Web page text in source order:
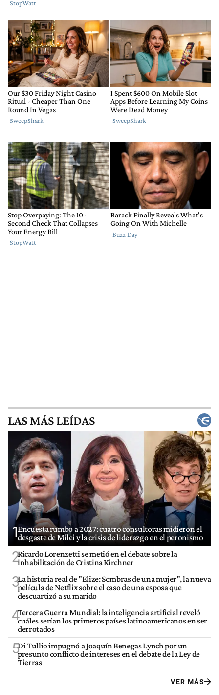
LAS MÁS LEÍDAS
1Encuesta rumbo a 2027: cuatro consultoras midieron el
desgaste de Milei y la crisis de liderazgo en el peronismo
2Ricardo Lorenzetti se metió en el debate sobre la
inhabilitación de Cristina Kirchner
3La historia real de "Elize: Sombras de una mujer", la nueva
película de Netflix sobre el caso de una esposa que
descuartizó a su marido
4Tercera Guerra Mundial: la inteligencia artificial reveló
cuáles serían los primeros países latinoamericanos en ser
derrotados
5Di Tullio impugnó a Joaquín Benegas Lynch por un
presunto conflicto de intereses en el debate de la Ley de
Tierras
VER MÁS